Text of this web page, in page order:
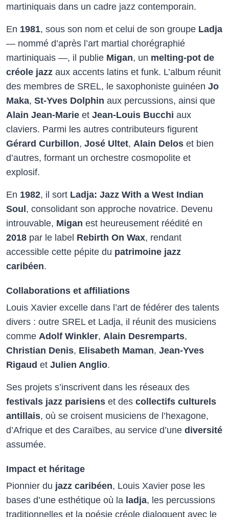
martiniquais dans un cadre jazz contemporain.​
En 1981, sous son nom et celui de son groupe Ladja
— nommé d’après l’art martial chorégraphié
martiniquais —, il publie Migan, un melting-pot de
créole jazz aux accents latins et funk. L’album réunit
des membres de SREL, le saxophoniste guinéen Jo
Maka, St-Yves Dolphin aux percussions, ainsi que
Alain Jean-Marie et Jean-Louis Bucchi aux
claviers. Parmi les autres contributeurs figurent
Gérard Curbillon, José Ultet, Alain Delos et bien
d’autres, formant un orchestre cosmopolite et
explosif.​
En 1982, il sort Ladja: Jazz With a West Indian
Soul , consolidant son approche novatrice. Devenu
introuvable, Migan est heureusement réédité en
2018 par le label Rebirth On Wax, rendant
accessible cette pépite du patrimoine jazz
caribéen.​
Collaborations et affiliations
Louis Xavier excelle dans l’art de fédérer des talents
divers : outre SREL et Ladja, il réunit des musiciens
comme Adolf Winkler, Alain Desremparts,
Christian Denis, Elisabeth Maman, Jean-Yves
Rigaud et Julien Anglio.
Ses projets s’inscrivent dans les réseaux des
festivals jazz parisiens et des collectifs culturels
antillais, où se croisent musiciens de l’hexagone,
d’Afrique et des Caraïbes, au service d’une diversité
assumée.​
Impact et héritage
Pionnier du jazz caribéen, Louis Xavier pose les
bases d’une esthétique où la ladja, les percussions
traditionnelles et la poésie créole dialoguent avec le